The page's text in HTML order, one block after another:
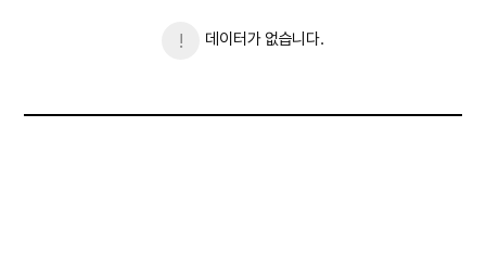
데이터가 없습니다.